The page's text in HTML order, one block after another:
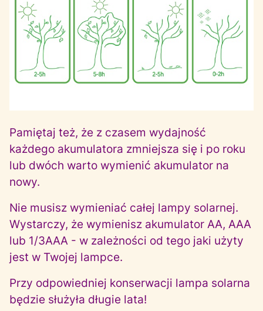
Pamiętaj też, że z czasem wydajność
każdego akumulatora zmniejsza się i po roku
lub dwóch warto wymienić akumulator na
nowy.
Nie musisz wymieniać całej lampy solarnej.
Wystarczy, że wymienisz akumulator AA, AAA
lub 1/3AAA - w zależności od tego jaki użyty
jest w Twojej lampce.
Przy odpowiedniej konserwacji lampa solarna
będzie służyła długie lata!